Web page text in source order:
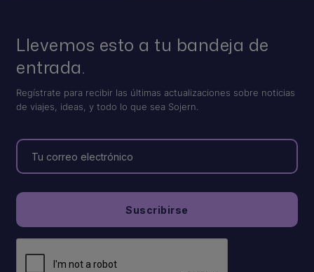
Llevemos esto a tu bandeja de
entrada.
Regístrate para recibir las últimas actualizaciones sobre noticias
de viajes, ideas, y todo lo que sea Sojern.